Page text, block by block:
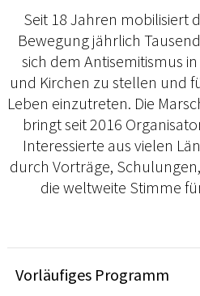
Seit 18 Jahren mobilisiert
Bewegung jährlich
sich dem Antisemitismus
und Kirchen zu stellen und
Leben einzutreten. Die
bringt seit 2016
Interessierte aus vielen
durch Vorträge,
die weltweite Stimme
Vorläufiges Programm